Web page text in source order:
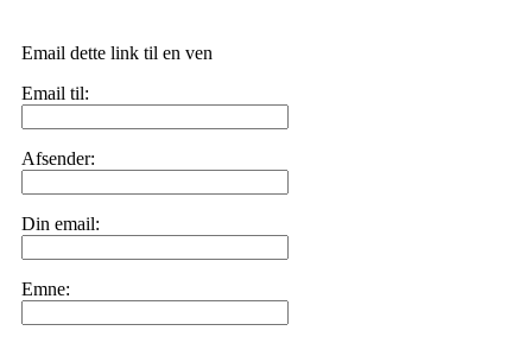
Email dette link til en ven
Email til:
Afsender:
Din email:
Emne: